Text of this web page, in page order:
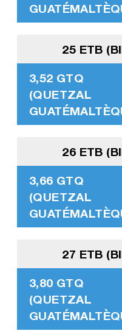
25 ETB
3,52 GTQ
(QUETZAL
26 ETB
3,66 GTQ
(QUETZAL
27 ETB
3,80 GTQ
(QUETZAL